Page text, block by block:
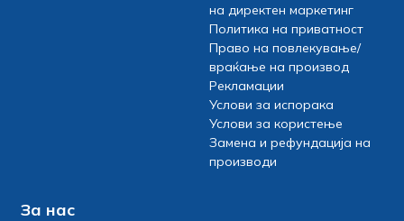
на директен маркетинг
Политика на приватност
Право на повлекување/
враќање на производ
Рекламации
Услови за испорака
Услови за користење
Замена и рефундација на
производи
За нас